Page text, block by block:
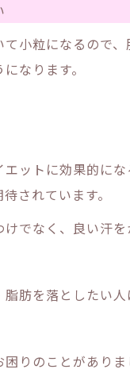
小粒になるので
なります。
ットに効果的に
されています。
でなく、良い汗
肪を落としたい
りのことがあり